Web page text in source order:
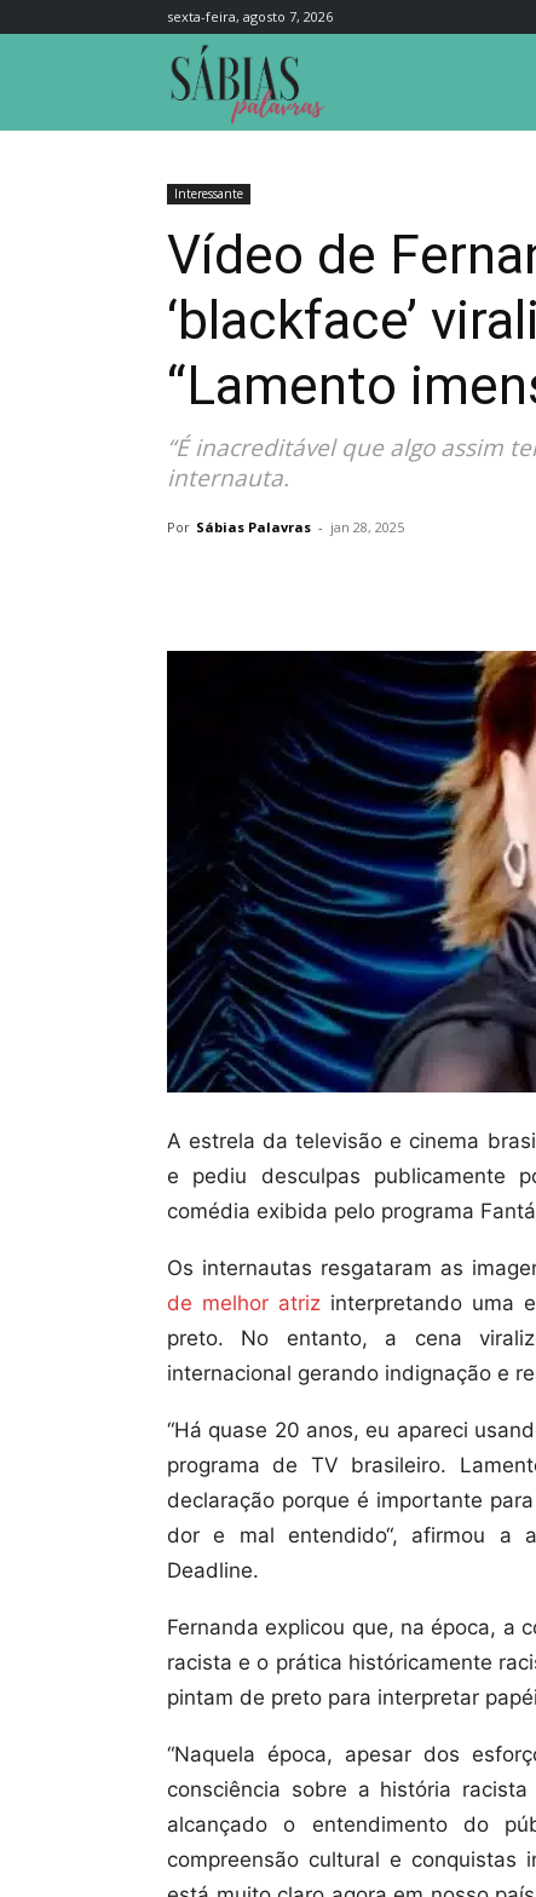
sexta-feira, agosto 7, 2026
Interessante
Vídeo de
‘blackface’
“Lamento
“É inacreditável que algo assim
internauta.
Por Sábias Palavras - jan 28, 2025
A estrela da televisão e cinema
e pediu desculpas publicamente
comédia exibida pelo programa
Os internautas resgataram as
de melhor atriz interpretando uma
preto. No entanto, a cena
internacional gerando indignação e
“Há quase 20 anos, eu apareci
programa de TV brasileiro.
declaração porque é importante
dor e mal entendido“, afirmou a
Deadline.
Fernanda explicou que, na época, a
racista e o prática históricamente
pintam de preto para interpretar
“Naquela época, apesar dos
consciência sobre a história
alcançado o entendimento do
compreensão cultural e conquistas